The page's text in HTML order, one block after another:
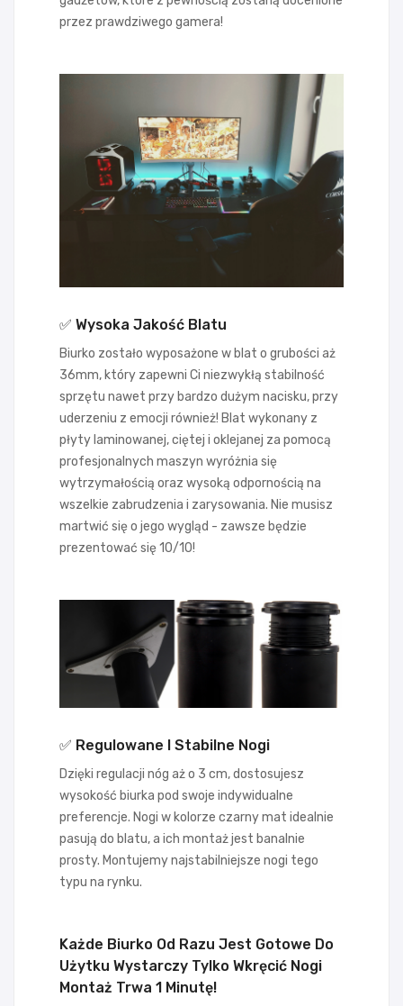
przez prawdziwego gamera!
✅ Wysoka Jakość Blatu
Biurko zostało wyposażone w blat o grubości aż
36mm, który zapewni Ci niezwykłą stabilność
sprzętu nawet przy bardzo dużym nacisku, przy
uderzeniu z emocji również! Blat wykonany z
płyty laminowanej, ciętej i oklejanej za pomocą
profesjonalnych maszyn wyróżnia się
wytrzymałością oraz wysoką odpornością na
wszelkie zabrudzenia i zarysowania. Nie musisz
martwić się o jego wygląd - zawsze będzie
prezentować się 10/10!
✅ Regulowane I Stabilne Nogi
Dzięki regulacji nóg aż o 3 cm, dostosujesz
wysokość biurka pod swoje indywidualne
preferencje. Nogi w kolorze czarny mat idealnie
pasują do blatu, a ich montaż jest banalnie
prosty. Montujemy najstabilniejsze nogi tego
typu na rynku.
Każde Biurko Od Razu Jest Gotowe Do
Użytku Wystarczy Tylko Wkręcić Nogi
Montaż Trwa 1 Minutę!